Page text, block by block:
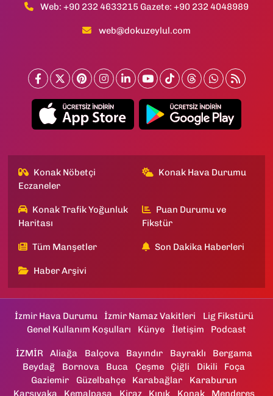
Web: +90 232 4633215 Gazete: +90 232 4048989
web@dokuzeylul.com
Konak Nöbetçi
Eczaneler
Konak Hava Durumu
Konak Trafik Yoğunluk
Haritası
Puan Durumu ve
Fikstür
Tüm Manşetler Son Dakika Haberleri
Haber Arşivi
İzmir Hava Durumu İzmir Namaz Vakitleri
Lig Fikstürü
Genel Kullanım Koşulları
Künye İletişim Podcast
İZMİR Aliağa Balçova Bayındır Bayraklı
Bergama
Beydağ
Bornova Buca Çeşme Çiğli Dikili
Foça
Gaziemir
Güzelbahçe Karabağlar
Karaburun
Karşıyaka
Kemalpaşa Kiraz Kınık Konak Menderes